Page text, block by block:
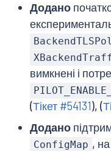
Додано
вимкнені і
(Тікет #54131), (
Додано
ConfigMap ,